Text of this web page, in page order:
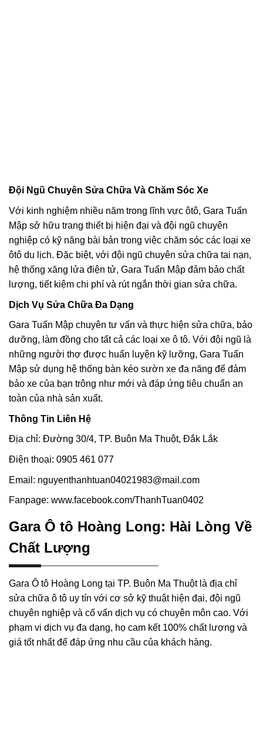
Đội Ngũ Chuyên Sửa Chữa Và Chăm Sóc Xe
Với kinh nghiệm nhiều năm trong lĩnh vực ôtô, Gara Tuấn
Mập sở hữu trang thiết bị hiện đại và đội ngũ chuyên
nghiệp có kỹ năng bài bản trong việc chăm sóc các loại xe
ôtô du lịch. Đặc biệt, với đội ngũ chuyên sửa chữa tai nạn,
hệ thống xăng lửa điện tử, Gara Tuấn Mập đảm bảo chất
lượng, tiết kiệm chi phí và rút ngắn thời gian sửa chữa.
Dịch Vụ Sửa Chữa Đa Dạng
Gara Tuấn Mập chuyên tư vấn và thực hiện sửa chữa, bảo
dưỡng, làm đồng cho tất cả các loại xe ô tô. Với đội ngũ là
những người thợ được huấn luyện kỹ lưỡng, Gara Tuấn
Mập sử dụng hệ thống bàn kéo sườn xe đa năng để đảm
bảo xe của bạn trông như mới và đáp ứng tiêu chuẩn an
toàn của nhà sản xuất.
Thông Tin Liên Hệ
Địa chỉ: Đường 30/4, TP. Buôn Ma Thuột, Đắk Lắk
Điện thoại: 0905 461 077
Email: nguyenthanhtuan04021983@mail.com
Fanpage: www.facebook.com/ThanhTuan0402
Gara Ô tô Hoàng Long: Hài Lòng Về
Chất Lượng
Gara Ô tô Hoàng Long tại TP. Buôn Ma Thuột là địa chỉ
sửa chữa ô tô uy tín với cơ sở kỹ thuật hiện đại, đội ngũ
chuyên nghiệp và cố vấn dịch vụ có chuyên môn cao. Với
phạm vi dịch vụ đa dạng, họ cam kết 100% chất lượng và
giá tốt nhất để đáp ứng nhu cầu của khách hàng.